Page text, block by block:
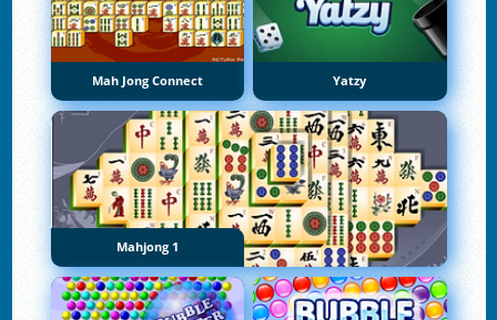
Mah Jong Connect Yatzy
Mahjong 1